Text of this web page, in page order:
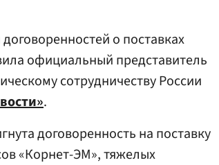
о поставках
официальный представитель
сотрудничеству России
.
договоренность на поставку
«Корнет-ЭМ», тяжелых